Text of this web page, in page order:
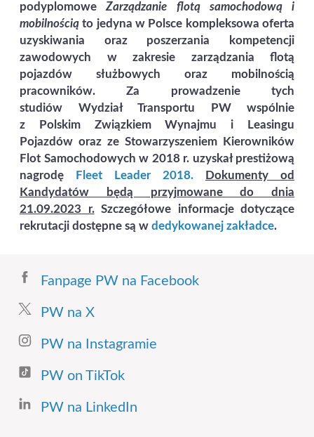
podyplomoweZarządzanie flotą samochodową i
mobilnością to jedyna w Polsce kompleksowa oferta
uzyskiwania oraz poszerzania kompetencji
zawodowych w zakresie zarządzania flotą
pojazdów służbowych oraz mobilnością
pracowników. Za prowadzenie tych
studiów Wydział Transportu PW wspólnie
z Polskim Związkiem Wynajmu i Leasingu
Pojazdów oraz ze Stowarzyszeniem Kierowników
Flot Samochodowych w 2018 r. uzyskał prestiżową
nagrodę
Fleet Leader 2018.
Dokumenty od
Kandydatów będą przyjmowane do dnia
21.09.2023 r.Szczegółowe informacje dotyczące
rekrutacji dostępne są w dedykowanej zakładce.
Fanpage PW na Facebook
PW na X
PW na Instagramie
PW on TikTok
PW na LinkedIn